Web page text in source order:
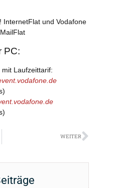
InternetFlat und Vodafone
PC:
Laufzeittarif:
WEITER